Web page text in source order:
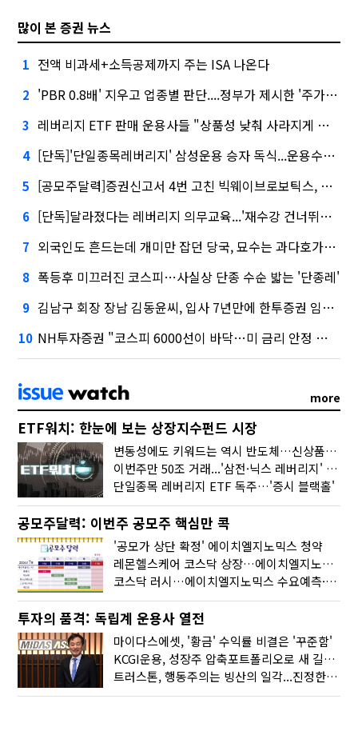
많이 본 증권 뉴스
1 전액 비과세+소득공제까지 주는 ISA 나온다
2 'PBR 0.8배' 지우고 업종별 판단....정부가 제시한 '주가 누르기' 방지법
3 레버리지 ETF 판매 운용사들 "상품성 낮춰 사라지게 해야"…일부 신중론도
4 [단독]'단일종목레버리지' 삼성운용 승자 독식...운용수익 미래에셋의 6배
5 [공모주달력]증권신고서 4번 고친 빅웨이브로보틱스, 수요예측
6 [단독]달라졌다는 레버리지 의무교육...'재수강 건너뛰기' 허점
7 외국인도 흔드는데 개미만 잡던 당국, 묘수는 과다호가부담금?
8 폭등후 미끄러진 코스피…사실상 단종 수순 밟는 '단종레'
9 김남구 회장 장남 김동윤씨, 입사 7년만에 한투증권 임원 승진
10 NH투자증권 "코스피 6000선이 바닥…미 금리 안정 후 추가 회복"
more
ETF워치: 한눈에 보는 상장지수펀드 시장
변동성에도 키워드는 역시 반도체…신상품은 우주·방산
이번주만 50조 거래...'삼전·닉스 레버리지' 수익률은 -30%
단일종목 레버리지 ETF 독주…'증시 블랙홀'
공모주달력: 이번주 공모주 핵심만 콕
'공모가 상단 확정' 에이치엘지노믹스 청약
레몬헬스케어 코스닥 상장…에이치엘지노믹스 수요예측
코스닥 러시…에이치엘지노믹스 수요예측·레메디 청약
투자의 품격: 독립계 운용사 열전
마이다스에셋, '황금' 수익률 비결은 '꾸준함'
KCGI운용, 성장주 압축포트폴리오로 새 길을 그리다
트러스톤, 행동주의는 빙산의 일각...진정한 힘은 '주식형 강자'